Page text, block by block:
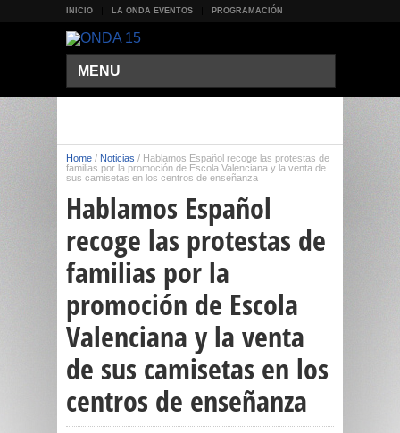
INICIO LA ONDA EVENTOS PROGRAMACIÓN
MENU
Home / Noticias / Hablamos Español recoge las protestas de
familias por la promoción de Escola Valenciana y la venta de
sus camisetas en los centros de enseñanza
Hablamos Español
recoge las protestas de
familias por la
promoción de Escola
Valenciana y la venta
de sus camisetas en los
centros de enseñanza